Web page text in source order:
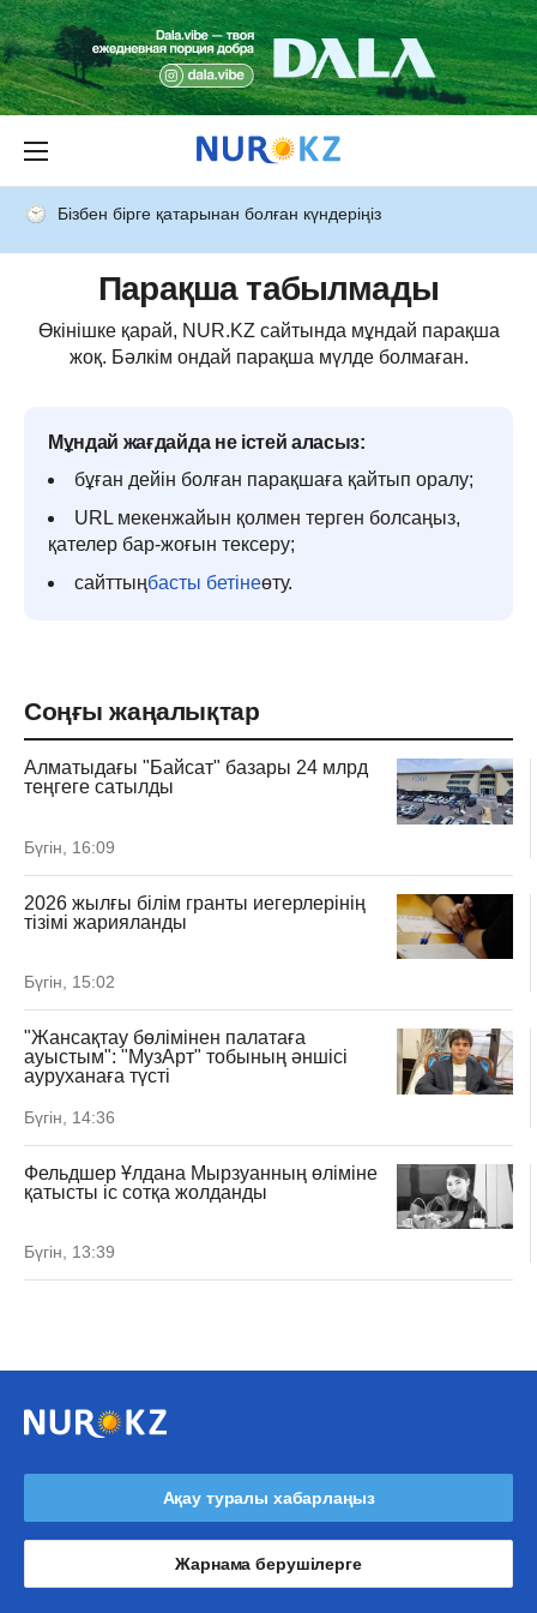
Бізбен бірге қатарынан болған күндеріңіз
Парақша табылмады
Өкінішке қарай, NUR.KZ сайтында мұндай парақша
жоқ. Бәлкім ондай парақша мүлде болмаған.
Мұндай жағдайда не істей аласыз:
бұған дейін болған парақшаға қайтып оралу;
URL мекенжайын қолмен терген болсаңыз,
қателер бар-жоғын тексеру;
сайттыңбасты бетінеөту.
Соңғы жаңалықтар
Алматыдағы "Байсат" базары 24 млрд
теңгеге сатылды
Бүгін, 16:09
2026 жылғы білім гранты иегерлерінің
тізімі жарияланды
Бүгін, 15:02
"Жансақтау бөлімінен палатаға
ауыстым": "МузАрт" тобының әншісі
ауруханаға түсті
Бүгін, 14:36
Фельдшер Ұлдана Мырзуанның өліміне
қатысты іс сотқа жолданды
Бүгін, 13:39
Ақау туралы хабарлаңыз
Жарнама берушілерге